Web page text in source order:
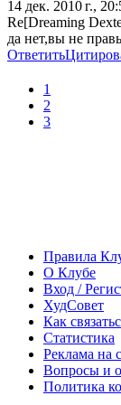
14 дек. 2010 г.,
Re[Dreaming
да нет,вы не
Ответить
1
2
3
Правила
О Клубе
Вход /
ХудСовет
Как
Статистика
Реклама на
Вопросы и
Политика